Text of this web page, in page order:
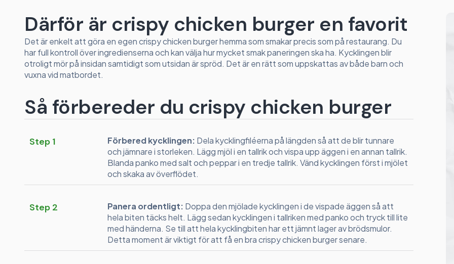
Därför är crispy chicken burger en favorit
Det är enkelt att göra en egen crispy chicken burger hemma som smakar precis som på restaurang. Du
har full kontroll över ingredienserna och kan välja hur mycket smak paneringen ska ha. Kycklingen blir
otroligt mör på insidan samtidigt som utsidan är spröd. Det är en rätt som uppskattas av både barn och
vuxna vid matbordet.
Så förbereder du crispy chicken burger
Step 1 Förbered kycklingen: Dela kycklingfiléerna på längden så att de blir tunnare
och jämnare i storleken. Lägg mjöl i en tallrik och vispa upp äggen i en annan tallrik.
Blanda panko med salt och peppar i en tredje tallrik. Vänd kycklingen först i mjölet
och skaka av överflödet.
Step 2 Panera ordentligt: Doppa den mjölade kycklingen i de vispade äggen så att
hela biten täcks helt. Lägg sedan kycklingen i tallriken med panko och tryck till lite
med händerna. Se till att hela kycklingbiten har ett jämnt lager av brödsmulor.
Detta moment är viktigt för att få en bra crispy chicken burger senare.